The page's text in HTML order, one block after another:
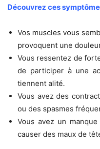
Découvrez ces
Vos muscles vous
provoquent une
Vous ressentez de
de participer à une
tiennent alité.
Vous avez des
ou des spasmes
Vous avez un
causer des maux de